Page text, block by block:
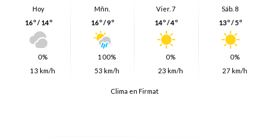
Hoy
16º / 14º
0%
13 km/h
Mñn.
16º / 9º
100%
53 km/h
Vier. 7
14º / 4º
0%
23 km/h
Sáb. 8
13º / 5º
0%
27 km/h
Clima en Firmat